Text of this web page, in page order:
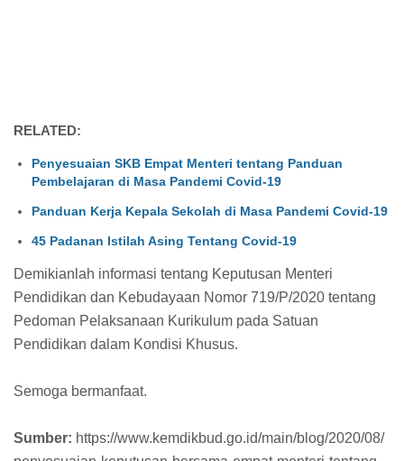
RELATED:
Penyesuaian SKB Empat Menteri tentang Panduan
Pembelajaran di Masa Pandemi Covid-19
Panduan Kerja Kepala Sekolah di Masa Pandemi Covid-19
45 Padanan Istilah Asing Tentang Covid-19
Demikianlah informasi tentang Keputusan Menteri
Pendidikan dan Kebudayaan Nomor 719/P/2020 tentang
Pedoman Pelaksanaan Kurikulum pada Satuan
Pendidikan dalam Kondisi Khusus.
Semoga bermanfaat.
Sumber: https://www.kemdikbud.go.id/main/blog/2020/08/